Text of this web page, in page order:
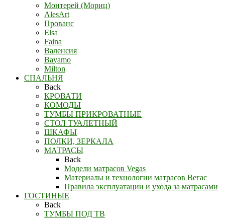
Монтерей (Мориц)
AlesArt
Прованс
Elsa
Faina
Валенсия
Bayamo
Milton
СПАЛЬНЯ
Back
КРОВАТИ
КОМОДЫ
ТУМБЫ ПРИКРОВАТНЫЕ
СТОЛ ТУАЛЕТНЫЙ
ШКАФЫ
ПОЛКИ, ЗЕРКАЛА
МАТРАСЫ
Back
Модели матрасов Vegas
Материалы и технологии матрасов Вегас
Правила эксплуатации и ухода за матрасами
ГОСТИНЫЕ
Back
ТУМБЫ ПОД ТВ